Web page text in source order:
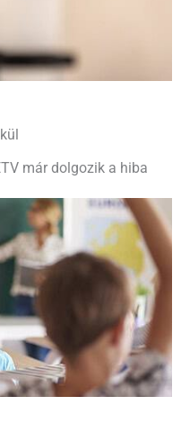
már dolgozik a hiba